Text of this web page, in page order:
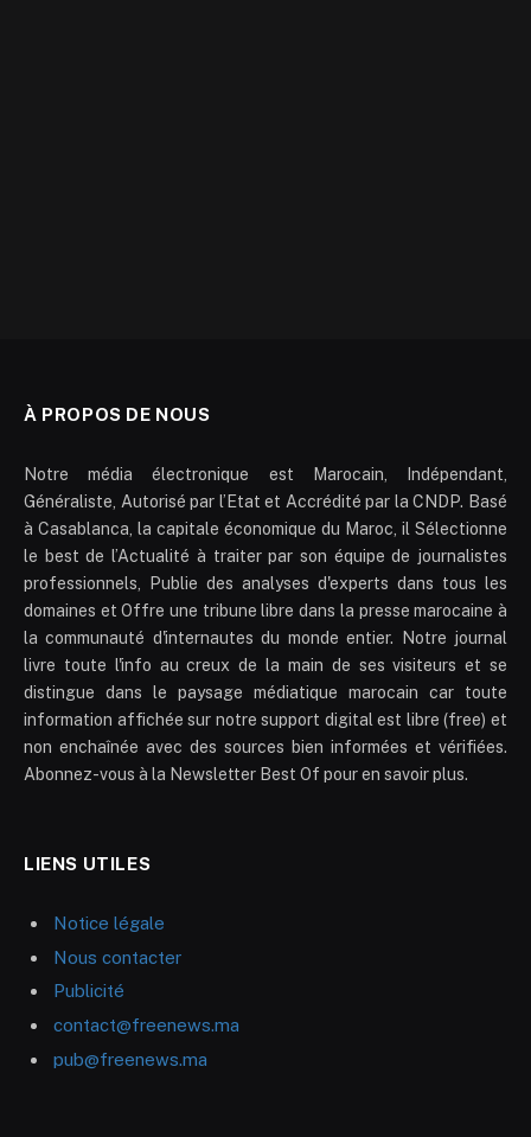
À PROPOS DE NOUS
Notre média électronique est Marocain, Indépendant,
Généraliste, Autorisé par l’Etat et Accrédité par la CNDP. Basé
à Casablanca, la capitale économique du Maroc, il Sélectionne
le best de l’Actualité à traiter par son équipe de journalistes
professionnels, Publie des analyses d'experts dans tous les
domaines et Offre une tribune libre dans la presse marocaine à
la communauté d'internautes du monde entier. Notre journal
livre toute l'info au creux de la main de ses visiteurs et se
distingue dans le paysage médiatique marocain car toute
information affichée sur notre support digital est libre (free) et
non enchaînée avec des sources bien informées et vérifiées.
Abonnez-vous à la Newsletter Best Of pour en savoir plus.
LIENS UTILES
Notice légale
Nous contacter
Publicité
contact@freenews.ma
pub@freenews.ma